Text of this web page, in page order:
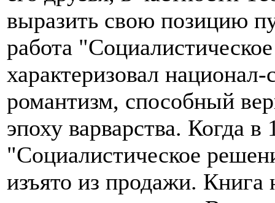
выразить свою позицию
работа
характеризовал
романтизм, способный
эпоху варварства. Когда
"Социалистическое
изъято из продажи. Книга